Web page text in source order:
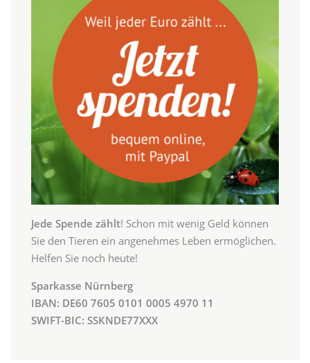
Jede Spende zählt! Schon mit wenig Geld können
Sie den Tieren ein angenehmes Leben ermöglichen.
Helfen Sie noch heute!
Sparkasse Nürnberg
IBAN: DE60 7605 0101 0005 4970 11
SWIFT-BIC: SSKNDE77XXX